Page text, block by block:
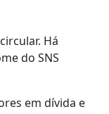
Há
do SNS
em dívida e